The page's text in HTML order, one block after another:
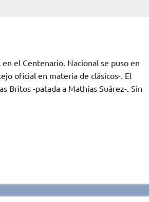
el Centenario. Nacional se puso en
oficial en materia de clásicos-. El
Britos -patada a Mathías Suárez-. Sin